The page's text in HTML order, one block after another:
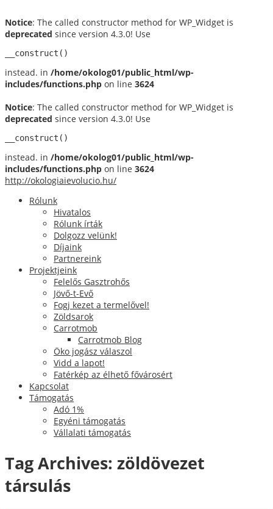
Notice: The called constructor method for WP_Widget is
deprecated since version 4.3.0! Use
__construct()
instead. in /home/okolog01/public_html/wp-
includes/functions.php on line 3624
Notice: The called constructor method for WP_Widget is
deprecated since version 4.3.0! Use
__construct()
instead. in /home/okolog01/public_html/wp-
includes/functions.php on line 3624
http://okologiaievolucio.hu/
Rólunk
Hivatalos
Rólunk írták
Dolgozz velünk!
Díjaink
Partnereink
Projektjeink
Felelős Gasztrohős
Jövő-t-Evő
Fogj kezet a termelővel!
Zöldsarok
Carrotmob
Carrotmob Blog
Öko jogász válaszol
Vidd a lapot!
Fatérkép az élhető fővárosért
Kapcsolat
Támogatás
Adó 1%
Egyéni támogatás
Vállalati támogatás
Tag Archives: zöldövezet
társulás